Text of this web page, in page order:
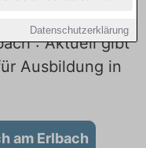
Datenschutzerklärung
: Aktuell gibt
Ausbildung in
am Erlbach